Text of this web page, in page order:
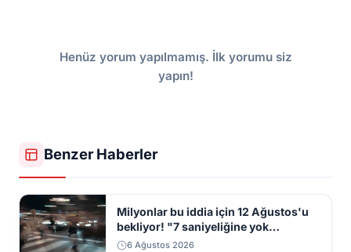
Henüz yorum yapılmamış. İlk yorumu siz
yapın!
Benzer Haberler
Milyonlar bu iddia için 12 Ağustos'u
bekliyor! "7 saniyeliğine yok
kaybolacak"
6 Ağustos 2026